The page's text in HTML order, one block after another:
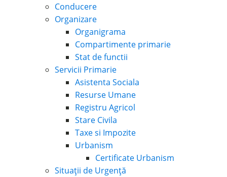
Conducere
Organizare
Organigrama
Compartimente primarie
Stat de functii
Servicii Primarie
Asistenta Sociala
Resurse Umane
Registru Agricol
Stare Civila
Taxe si Impozite
Urbanism
Certificate Urbanism
Situații de Urgență